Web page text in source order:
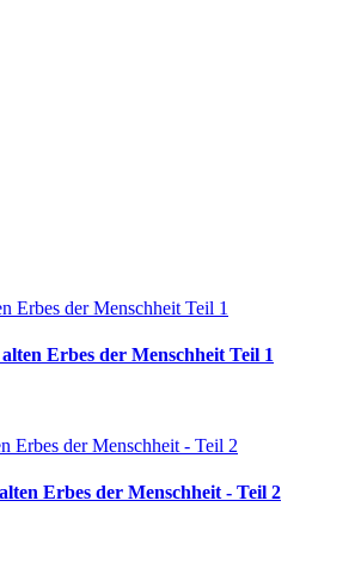
Erbes der Menschheit Teil 1
Erbes der Menschheit - Teil 2